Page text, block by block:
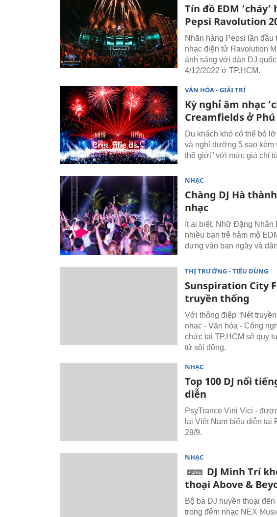
Tín đồ EDM
Pepsi Ravolution
Nhãn hàng Pepsi lần
nhạc điện tử Ravolution
ánh sáng với dàn DJ
4/12/2022 ở TP.HCM.
VĂN HÓA - GIẢI TRÍ
Kỳ nghỉ âm nhạc
Creamfields ở
Du khách khó có thể bỏ
và nghỉ dưỡng 5 sao kèm
thế giới” với mức giá chỉ
NHẠC
Chàng DJ Hà
nhạc
Ít ai biết, Nhữ Đặng
nhiều bạn trẻ hâm mộ
dựng vào ban ngày và
THỊ TRƯỜNG - TIÊU DÙNG
Sunspiration City
truyền thống
Với thông điệp “Nét
nhạc - Văn hóa - Công
chức tại TP.HCM sẽ quy
tử sôi động.
NHẠC
Top 100 DJ nổi
diễn
PsyTrance Vini Vici -
lại Việt Nam biểu diễn tại
29/9.
NHẠC
DJ Minh Trí
thoại Above &
Bộ ba DJ huyền thoại
trong đêm nhạc NEX